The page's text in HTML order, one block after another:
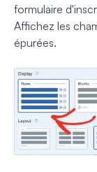
formulaire
Affichez les
épurées.